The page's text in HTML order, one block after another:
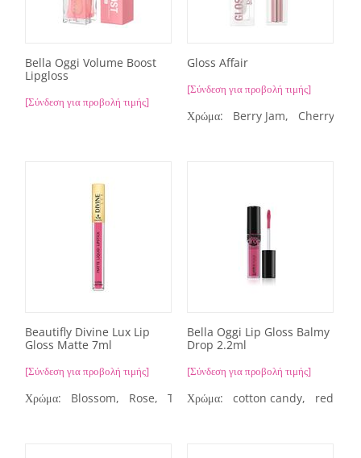
Bella Oggi Volume Boost
Lipgloss
[Σύνδεση για προβολή τιμής]
Gloss Affair
[Σύνδεση για προβολή τιμής]
Χρώμα: Berry Jam, Cherry
Beautifly Divine Lux Lip
Gloss Matte 7ml
[Σύνδεση για προβολή τιμής]
Χρώμα: Blossom, Rose, Tranparent Clear, Tranparent
Bella Oggi Lip Gloss Balmy
Drop 2.2ml
[Σύνδεση για προβολή τιμής]
Χρώμα: cotton candy, red